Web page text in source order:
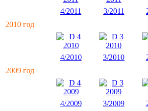
4/2011 3/2011
2010 год
4/2010 3/2010
2009 год
4/2009 3/2009